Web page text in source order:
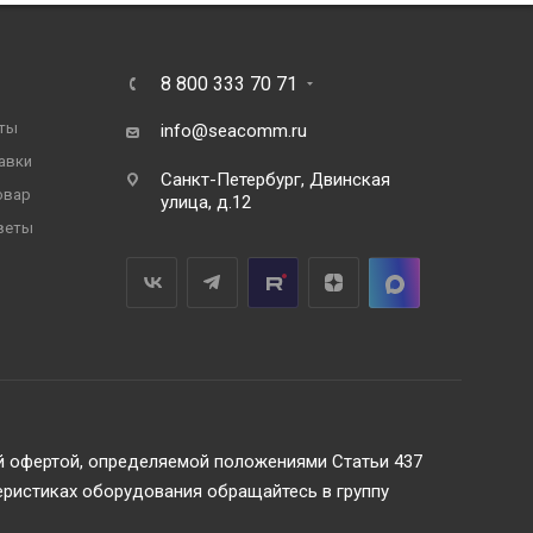
8 800 333 70 71
info@seacomm.ru
Санкт-Петербург, Двинская
улица, д.12
офертой, определяемой положениями Статьи 437
оборудования обращайтесь в группу